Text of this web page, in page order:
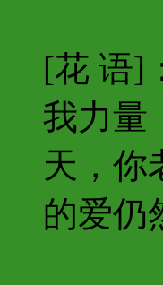
[花 语]
我力量
天，你
的爱仍